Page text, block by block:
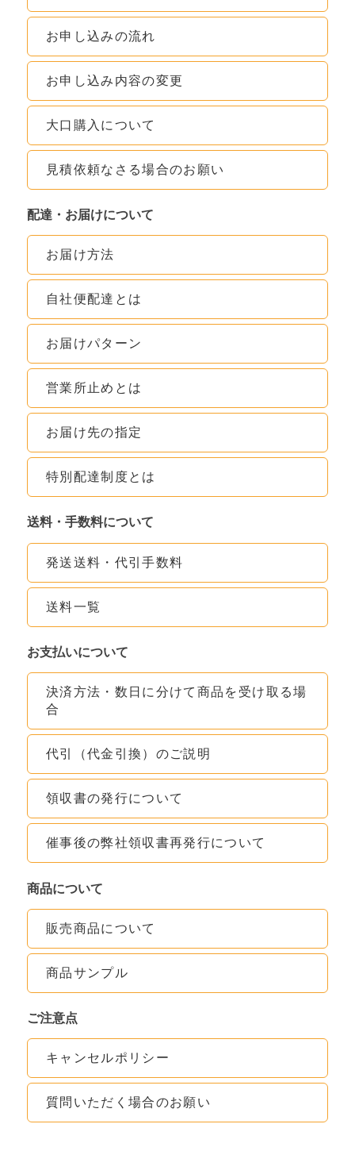
お申し込みの流れ
お申し込み内容の変更
大口購入について
見積依頼なさる場合のお願い
配達・お届けについて
お届け方法
自社便配達とは
お届けパターン
営業所止めとは
お届け先の指定
特別配達制度とは
送料・手数料について
発送送料・代引手数料
送料一覧
お支払いについて
決済方法・数日に分けて商品を受け取る場
合
代引（代金引換）のご説明
領収書の発行について
催事後の弊社領収書再発行について
商品について
販売商品について
商品サンプル
ご注意点
キャンセルポリシー
質問いただく場合のお願い